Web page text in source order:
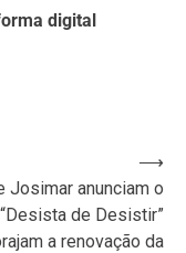
digital
Josimar anunciam o
de Desistir”
a renovação da
⟶